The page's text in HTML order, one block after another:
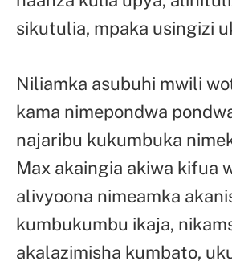
sikutulia, mpaka usingizi
Niliamka asubuhi mwili
kama nimepondwa
najaribu kukumbuka
Max akaingia akiwa kifua
alivyoona nimeamka
kumbukumbu ikaja,
akalazimisha kumbato,